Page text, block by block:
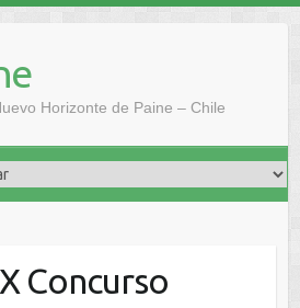
Horizonte de Paine – Chile
Concurso